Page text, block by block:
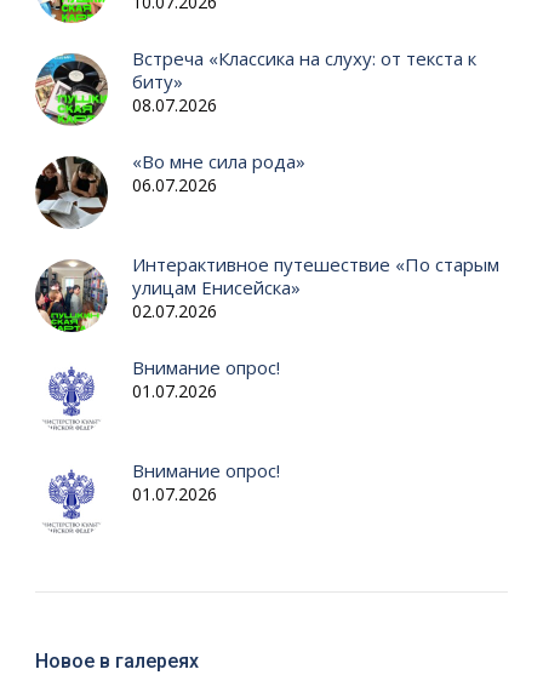
Встреча «Классика на слуху: от текста к
биту»
08.07.2026
«Во мне сила рода»
06.07.2026
Интерактивное путешествие «По старым
улицам Енисейска»
02.07.2026
Внимание опрос!
01.07.2026
Внимание опрос!
01.07.2026
Новое в галереях